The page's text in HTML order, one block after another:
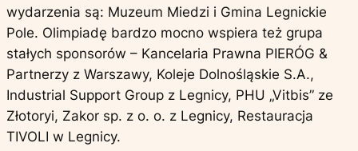
wydarzenia są: Muzeum Miedzi i Gmina Legnickie
Pole. Olimpiadę bardzo mocno wspiera też grupa
stałych sponsorów – Kancelaria Prawna PIERÓG &
Partnerzy z Warszawy, Koleje Dolnośląskie S.A.,
Industrial Support Group z Legnicy, PHU „Vitbis” ze
Złotoryi, Zakor sp. z o. o. z Legnicy, Restauracja
TIVOLI w Legnicy.